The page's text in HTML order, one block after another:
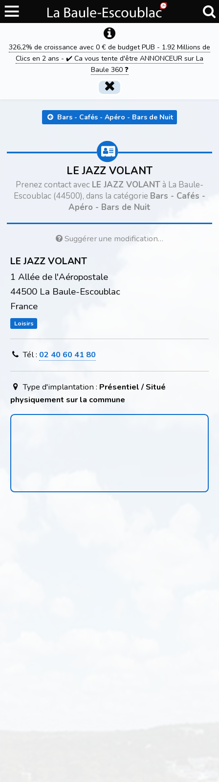
326,2% de croissance avec 0 € de budget PUB - 1.92 Millions de
Clics en 2 ans - ✔️ Ca vous tente d'être ANNONCEUR sur La
Baule 360 ❓
Bars - Cafés - Apéro - Bars de Nuit
LE JAZZ VOLANT
Prenez contact avec LE JAZZ VOLANTà La Baule-
Escoublac (44500), dans la catégorie Bars - Cafés -
Apéro - Bars de Nuit
Suggérer une modification…
LE JAZZ VOLANT
1 Allée de l'Aéropostale
44500 La Baule-Escoublac
France
Loisirs
Tél : 02 40 60 41 80
Type d'implantation : Présentiel / Situé
physiquement sur la commune